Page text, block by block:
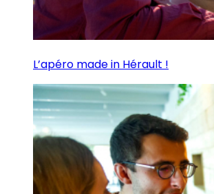
L’apéro made in Hérault !